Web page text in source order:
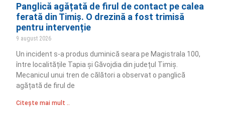
Panglică agățată de firul de contact pe calea
ferată din Timiș. O drezină a fost trimisă
pentru intervenție
9 august 2026
Un incident s-a produs duminică seara pe Magistrala 100,
între localitățile Tapia și Găvojdia din județul Timiș.
Mecanicul unui tren de călători a observat o panglică
agățată de firul de
Citește mai mult ..